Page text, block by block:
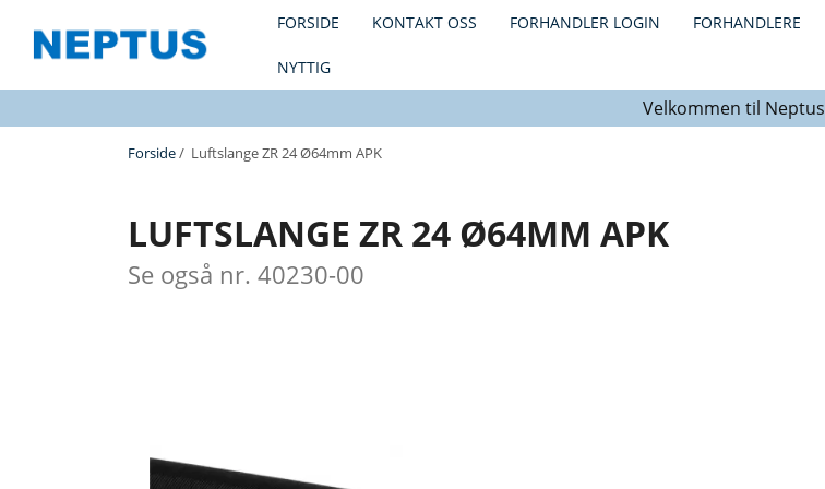
FORSIDE KONTAKT OSS FORHANDLER LOGIN FORHANDLERE
NYTTIG
Velkommen til Neptus
Forside/ Luftslange ZR 24 Ø64mm APK
LUFTSLANGE ZR 24 Ø64MM APK
Se også nr. 40230-00